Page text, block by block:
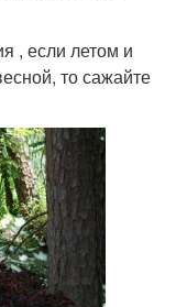
, если летом и
то сажайте